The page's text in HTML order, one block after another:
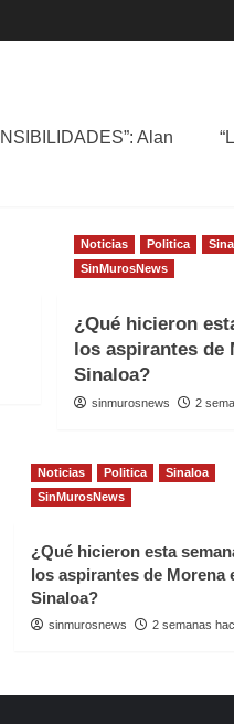
Alan
Noticias Politica
SinMurosNews
¿Qué hicieron
los aspirantes de
Sinaloa?
sinmurosnews 2
Noticias Politica
Sinaloa
SinMurosNews
¿Qué hicieron esta
los aspirantes de Morena
Sinaloa?
sinmurosnews 2 semanas